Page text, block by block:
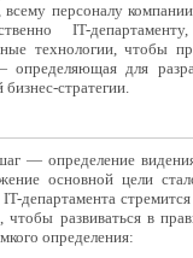
персоналу
IT-
технологии, чтобы
для
стратегии.
— определение
основной цели
IT-департамента
чтобы развиваться в
определения: